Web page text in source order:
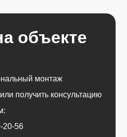
монтаж
получить консультацию
20-56
объекте